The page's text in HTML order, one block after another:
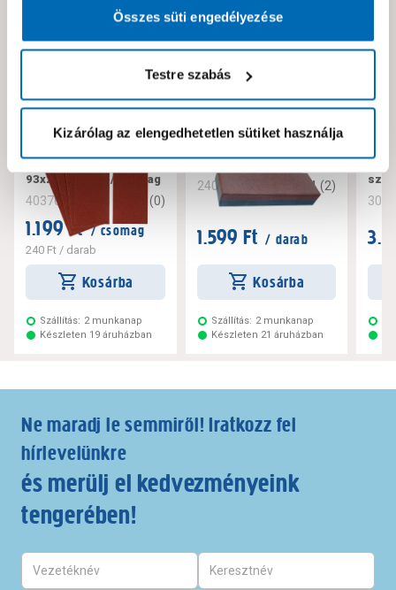
Összes süti engedélyezése
Testre szabás
Kizárólag az elengedhetetlen sütiket használja
93x230mm 5db/csomag
403764 (0)
1.199 Ft / csomag
240 Ft / darab
Kosárba
Szállítás: 2 munkanap
Készleten 19 áruházban
240406 4 (2)
1.599 Ft / darab
Kosárba
Szállítás: 2 munkanap
Készleten 21 áruházban
Ne maradj le semmiről! Iratkozz fel
hírlevelünkre
és merülj el kedvezményeink
tengerében!